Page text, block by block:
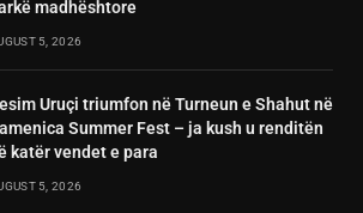
madhështore
5, 2026
Uruçi triumfon në Turneun e Shahut në
Summer Fest – ja kush u renditën
katër vendet e para
5, 2026